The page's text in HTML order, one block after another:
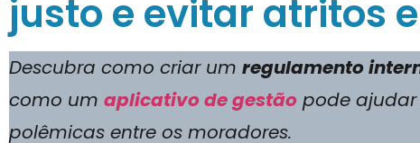
justo e evitar atritos
Descubra como criar um regulamento
como um aplicativo de gestão pode ajudar
polêmicas entre os moradores.